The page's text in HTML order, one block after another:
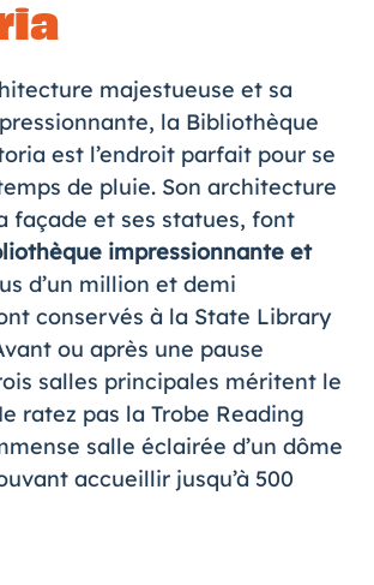
majestueuse et sa
la Bibliothèque
est l’endroit parfait pour se
de pluie. Son architecture
façade et ses statues, font
impressionnante et
d’un million et demi
conservés à la State Library
ou après une pause
salles principales méritent le
ratez pas la Trobe Reading
salle éclairée d’un dôme
accueillir jusqu’à 500